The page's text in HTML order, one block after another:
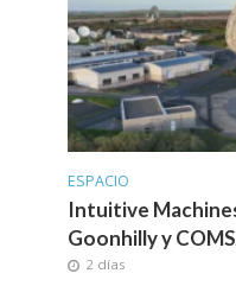
ESPACIO
Intuitive
Goonhilly y
2 días